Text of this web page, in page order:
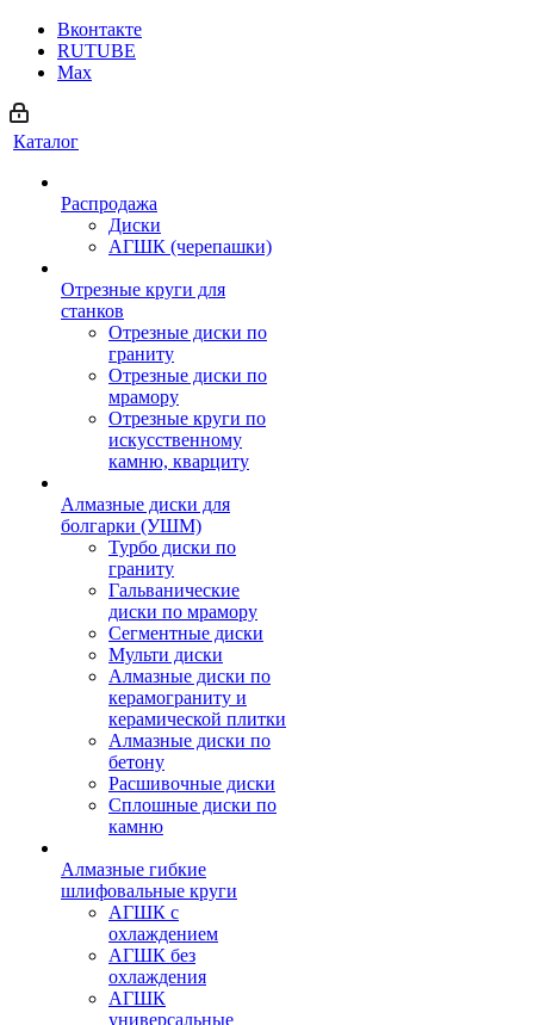
Вконтакте
RUTUBE
Max
Каталог
Распродажа
Диски
АГШК (черепашки)
Отрезные круги для
станков
Отрезные диски по
граниту
Отрезные диски по
мрамору
Отрезные круги по
искусственному
камню, кварциту
Алмазные диски для
болгарки (УШМ)
Турбо диски по
граниту
Гальванические
диски по мрамору
Сегментные диски
Мульти диски
Алмазные диски по
керамограниту и
керамической плитки
Алмазные диски по
бетону
Расшивочные диски
Сплошные диски по
камню
Алмазные гибкие
шлифовальные круги
АГШК с
охлаждением
АГШК без
охлаждения
АГШК
универсальные